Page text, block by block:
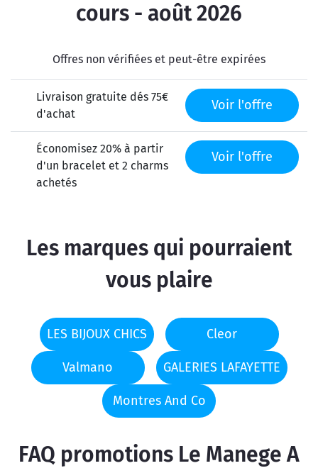
cours - août 2026
Offres non vérifiées et peut-être expirées
Livraison gratuite dés 75€
d'achat
Voir l'offre
Économisez 20% à partir
d'un bracelet et 2 charms
achetés
Voir l'offre
Les marques qui pourraient
vous plaire
LES BIJOUX CHICS Cleor
Valmano GALERIES LAFAYETTE
Montres And Co
FAQ promotions Le Manege A